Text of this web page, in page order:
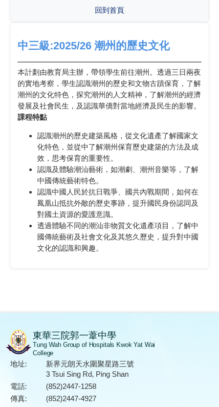
回到首頁
中三級:2025/26 潮州的歷史文化
本計劃由教育局主辦，帶領學生前往潮州。透過三日兩夜
的實地考察，學生認識潮州的歷史和文物古蹟保育，了解
潮州的文化特色，探究潮州的人文精神，了解潮州的經濟
發展及社會民生，及認識華僑對當地經濟及民生的影響。
課程特點
認識潮州的歷史建築風格，從文化遺產了解國家文
化特色，並從中了解潮州保育歷史建築的方法及成
效，思考保育的重要性。
認識及體驗潮汕藝術，如潮劇、潮州音樂等，了解
中國傳統藝術特色。
認識中國人民於抗日戰爭、國共內戰期間，如何在
鳳凰山抵抗外敵的歷史事跡，提升國民身份認同及
對國土資源的愛護意識。
透過體驗不同的潮汕非物質文化遺產項目，了解中
國傳統藝術及社會文化及其悠久歷史，提升對中國
文化的認識和興趣。
東華三院郭一葦中學
Tung Wah Group of Hospitals Kwok Yat Wai
College
地址:
新界元朗天水圍聚星路三號
3 Tsui Sing Rd, Ping Shan
電話:
(852)2447-1258
傳真:
(852)2447-4927